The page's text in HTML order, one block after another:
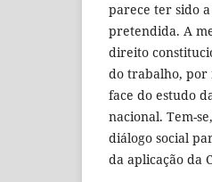
parece ter sido
pretendida. A
direito
do trabalho, por
face do estudo
nacional. Tem-
diálogo social
da aplicação da